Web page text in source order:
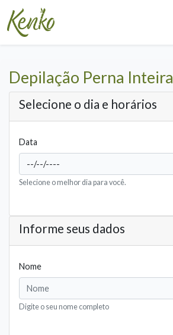
Depilação Perna Inteira
Selecione o dia e horários
Data
Selecione o melhor dia para você.
Informe seus dados
Nome
Digite o seu nome completo